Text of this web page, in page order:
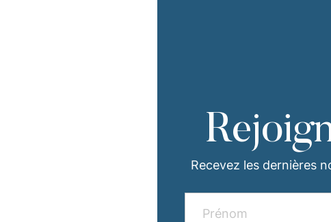
Recevez les dernières